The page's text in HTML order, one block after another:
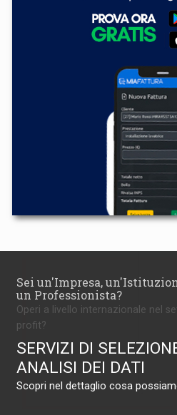
Sei un'Impresa,
un Professionista?
Operi a livello internazionale nel
profit?
SERVIZI DI
ANALISI DEI DATI
Scopri nel dettaglio cosa